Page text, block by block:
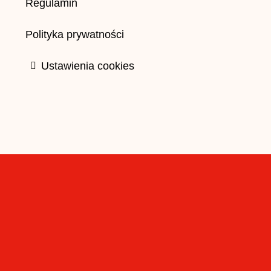
Regulamin
Polityka prywatności
Ustawienia cookies